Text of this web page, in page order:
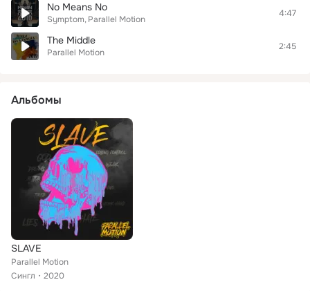
No Means No
Symptom Parallel Motion
4:47
The Middle
Parallel Motion
2:45
Альбомы
SLAVE
Parallel Motion
Сингл
2020